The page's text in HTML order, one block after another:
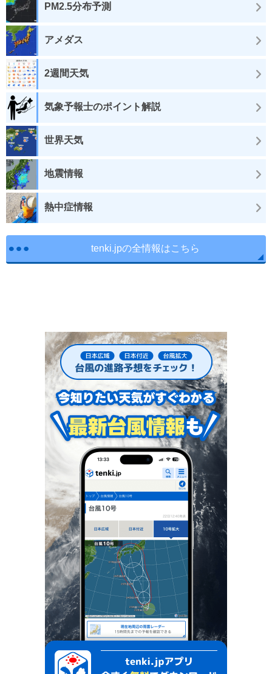
PM2.5分布予測
アメダス
2週間天気
気象予報士のポイント解説
世界天気
地震情報
熱中症情報
tenki.jpの全情報はこちら